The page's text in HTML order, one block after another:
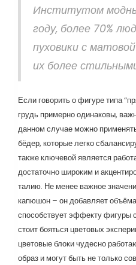
Институтом
году, более 70%
пуховики с
их более
Если говорить о фигуре типа
грудь примерно одинаковы,
данном случае можно
бёдер, которые легко
также ключевой является
достаточно широким и
талию. Не менее важное
капюшон – он добавляет
способствует эффекту
стоит бояться цветовых
цветовые блоки чудесно
образ и могут быть не только